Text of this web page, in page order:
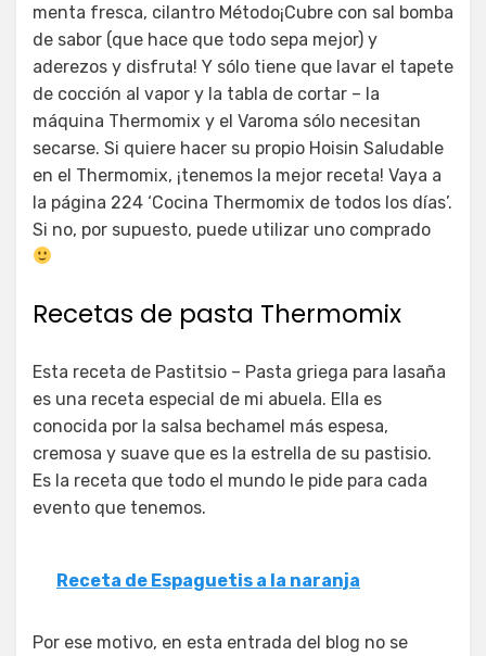
menta fresca, cilantro Método¡Cubre con sal bomba
de sabor (que hace que todo sepa mejor) y
aderezos y disfruta! Y sólo tiene que lavar el tapete
de cocción al vapor y la tabla de cortar – la
máquina Thermomix y el Varoma sólo necesitan
secarse. Si quiere hacer su propio Hoisin Saludable
en el Thermomix, ¡tenemos la mejor receta! Vaya a
la página 224 ‘Cocina Thermomix de todos los días’.
Si no, por supuesto, puede utilizar uno comprado
Recetas de pasta Thermomix
Esta receta de Pastitsio – Pasta griega para lasaña
es una receta especial de mi abuela. Ella es
conocida por la salsa bechamel más espesa,
cremosa y suave que es la estrella de su pastisio.
Es la receta que todo el mundo le pide para cada
evento que tenemos.
Receta de Espaguetis a la naranja
Por ese motivo, en esta entrada del blog no se